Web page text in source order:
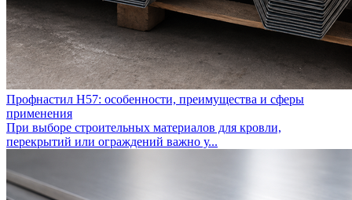
Профнастил Н57: особенности, преимущества и сферы
применения
При выборе строительных материалов для кровли,
перекрытий или ограждений важно у...